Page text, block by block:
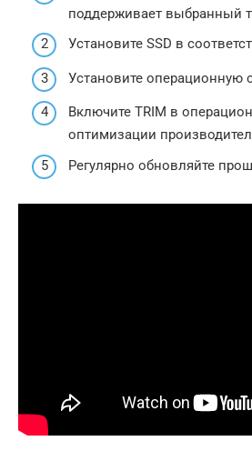
поддерживает выбранный
Установите SSD в
Установите операционную
Включите TRIM в
оптимизации
Регулярно обновляйте